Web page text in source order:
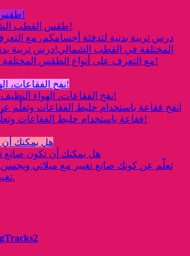
طقس القطب الشمالي!
درس تربية بدنية لتدفئة أجسامكم، مع
المختلفة في القطب الشمالي!درس تربية
مع التعرف على أنواع الطقس المختلفة في القطب الشمالي!
نفخ الفقاعات، الهواء النظيف يحكم!
انفخ فقاعة باستخدام خليط الفقاعات وتعلّم
فقاعة باستخدام خليط الفقاعات وتعلّم عن الهواء النظيف!
هل يمكنك أن تكون صانع
تعلّم عن كونك صانع تغيير مع ميلاتي
تغيير مع ميلاتي ويجسن.